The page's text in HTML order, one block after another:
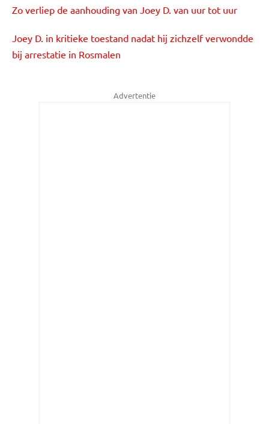
Zo verliep de aanhouding van Joey D. van uur tot uur
Joey D. in kritieke toestand nadat hij zichzelf verwondde
bij arrestatie in Rosmalen
Advertentie